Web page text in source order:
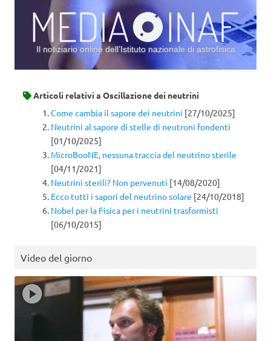
Il notiziario online dell’Istituto nazionale di astrofisica
Articoli relativi a Oscillazione dei neutrini
Come cambia il sapore dei neutrini [27/10/2025]
Neutrini al sapore di stelle di neutroni fondenti
[01/10/2025]
MicroBooNE, nessuna traccia del neutrino sterile
[04/11/2021]
Neutrini sterili? Non pervenuti [14/08/2020]
Ecco tutti i sapori del neutrino solare [24/10/2018]
Nobel per la Fisica per i neutrini trasformisti
[06/10/2015]
Video del giorno